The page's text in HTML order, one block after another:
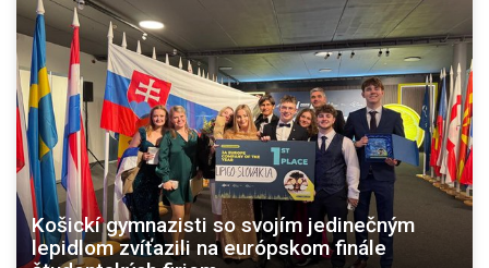
Košickí gymnazisti so svojím jedinečným
lepidlom zvíťazili na európskom finále